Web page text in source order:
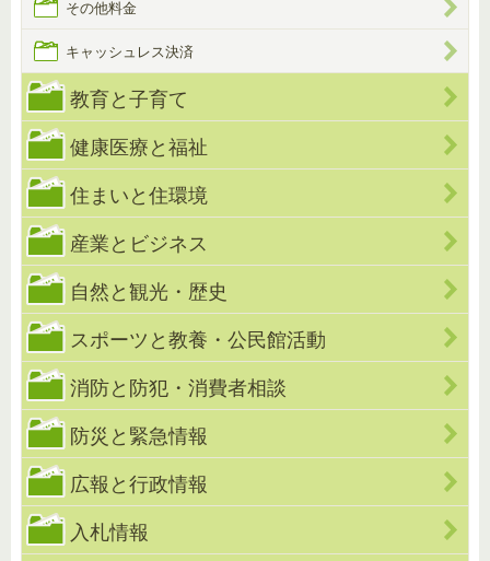
その他料金
キャッシュレス決済
教育と子育て
健康医療と福祉
住まいと住環境
産業とビジネス
自然と観光・歴史
スポーツと教養・公民館活動
消防と防犯・消費者相談
防災と緊急情報
広報と行政情報
入札情報